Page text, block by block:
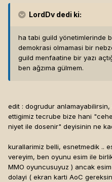
LordDv dedi ki:
ha tabi guild yönetimlerinde
demokrasi olmamasi bir
guild menfaatine bir yazı
ben ağzıma gülmem.
edit : dogrudur
ettigimiz tecrube bize hani
niyet ile dosenir" deyisinin ne
kurallarimiz belli, esnetmedik ..
vereyim, ben oyunu esim ile
MMO oyuncusuyuz ) ancak
dolayi ( ekran karti AoC